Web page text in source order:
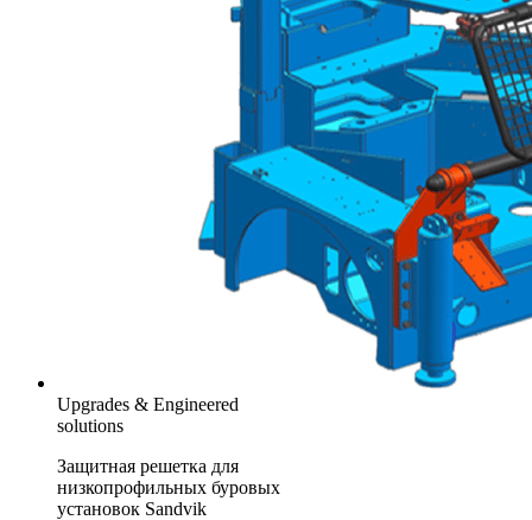
Upgrades & Engineered
solutions
Защитная решетка для
низкопрофильных буровых
установок Sandvik